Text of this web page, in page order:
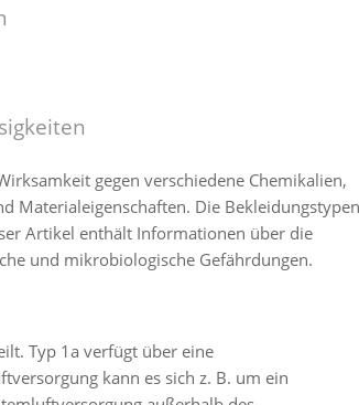
gegen verschiedene Chemikalien,
Materialeigenschaften. Die Bekleidungstypen
Artikel enthält Informationen über die
und mikrobiologische Gefährdungen.
Typ 1a verfügt über eine
kann es sich z. B. um ein